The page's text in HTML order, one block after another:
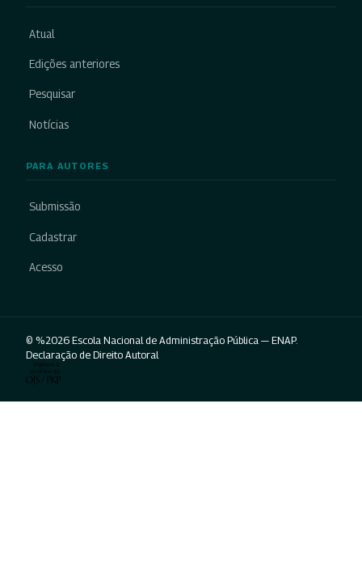
Atual
Edições anteriores
Pesquisar
Notícias
PARA AUTORES
Submissão
Cadastrar
Acesso
© %2026 Escola Nacional de Administração Pública — ENAP.
Declaração de Direito Autoral